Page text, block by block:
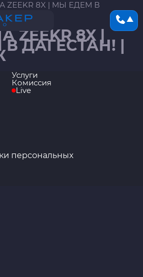
ZEEKR 8X | МЫ ЕДЕМ В
ZEEKR 8X |
ДАГЕСТАН! |
Услуги
Комиссия
Live
персональных